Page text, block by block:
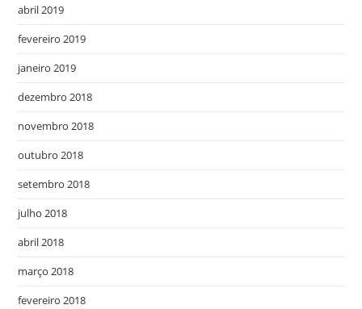
abril 2019
fevereiro 2019
janeiro 2019
dezembro 2018
novembro 2018
outubro 2018
setembro 2018
julho 2018
abril 2018
março 2018
fevereiro 2018